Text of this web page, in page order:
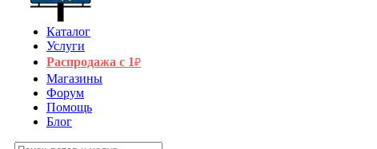
Каталог
Услуги
Распродажа с 1₽
Магазины
Форум
Помощь
Блог